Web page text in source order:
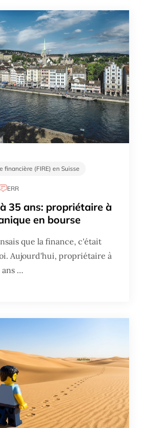
financière (FIRE) en Suisse
ERR
35 ans: propriétaire à
en bourse
que la finance, c'était
Aujourd'hui, propriétaire à
…